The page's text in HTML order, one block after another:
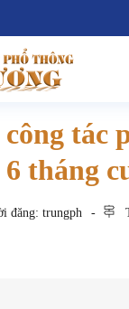
tác
tháng
đăng: trungph